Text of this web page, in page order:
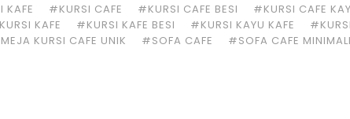
KAFE #KURSI CAFE #KURSI CAFE BESI #KURSI CAFE
KAFE #KURSI KAFE BESI #KURSI KAYU KAFE
KURSI CAFE UNIK #SOFA CAFE #SOFA CAFE